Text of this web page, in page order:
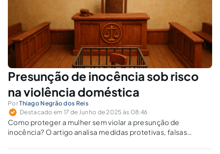
Presunção de inocência sob risco
na violência doméstica
PorThiago Negrão dos Reis
Destacado em 17 de Junho de 2025 às 08:46
Como proteger a mulher sem violar a presunção de
inocência? O artigo analisa medidas protetivas, falsas